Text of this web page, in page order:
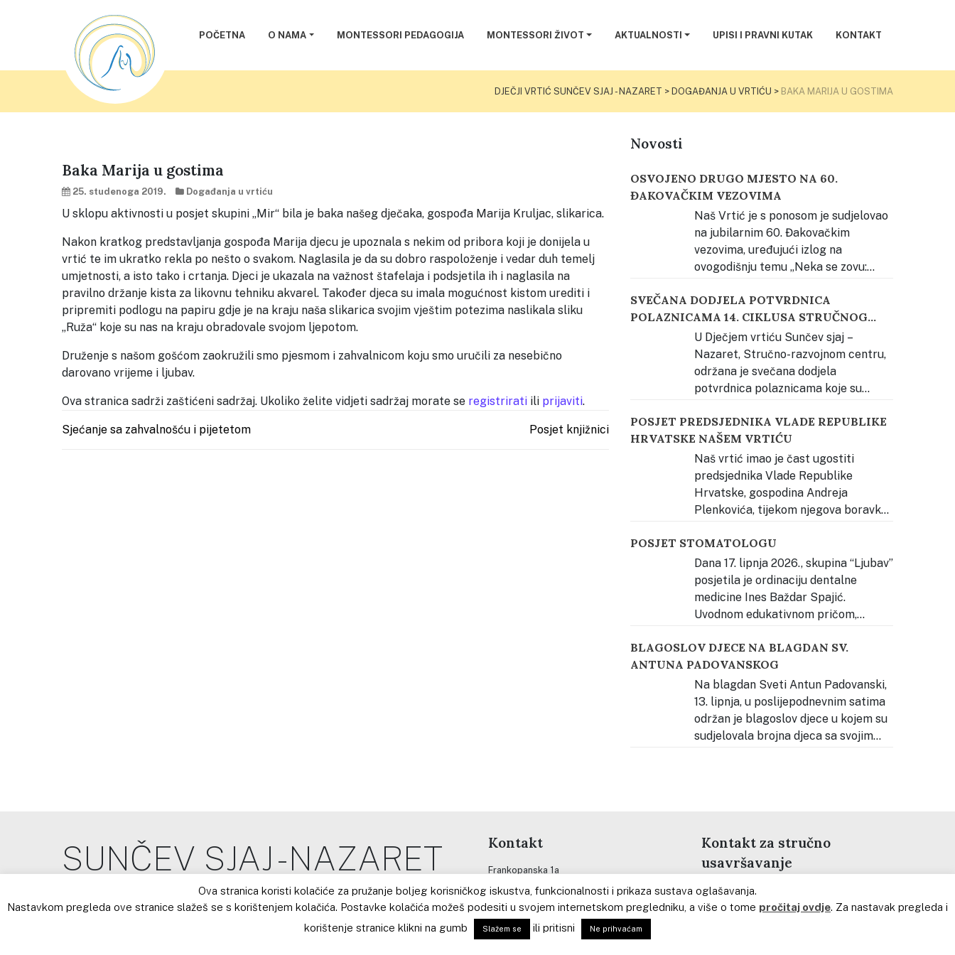
POČETNA O NAMA MONTESSORI PEDAGOGIJA MONTESSORI ŽIVOT AKTUALNOSTI UPISI I PRAVNI KUTAK KONTAKT
DJEČJI VRTIĆ SUNČEV SJAJ - NAZARET > DOGAĐANJA U VRTIĆU > BAKA MARIJA U GOSTIMA
Baka Marija u gostima
25. studenoga 2019. Događanja u vrtiću
U sklopu aktivnosti u posjet skupini „Mir“ bila je baka našeg dječaka, gospođa Marija Kruljac, slikarica.
Nakon kratkog predstavljanja gospođa Marija djecu je upoznala s nekim od pribora koji je donijela u
vrtić te im ukratko rekla po nešto o svakom. Naglasila je da su dobro raspoloženje i vedar duh temelj
umjetnosti, a isto tako i crtanja. Djeci je ukazala na važnost štafelaja i podsjetila ih i naglasila na
pravilno držanje kista za likovnu tehniku akvarel. Također djeca su imala mogućnost kistom urediti i
pripremiti podlogu na papiru gdje je na kraju naša slikarica svojim vještim potezima naslikala sliku
„Ruža“ koje su nas na kraju obradovale svojom ljepotom.
Druženje s našom gošćom zaokružili smo pjesmom i zahvalnicom koju smo uručili za nesebično
darovano vrijeme i ljubav.
Ova stranica sadrži zaštićeni sadržaj. Ukoliko želite vidjeti sadržaj morate se registrirati ili prijaviti.
Post navigation
Sjećanje sa zahvalnošću i pijetetom Posjet knjižnici
Novosti
OSVOJENO DRUGO MJESTO NA 60.
ĐAKOVAČKIM VEZOVIMA
Naš Vrtić je s ponosom je sudjelovao
na jubilarnim 60. Đakovačkim
vezovima, uređujući izlog na
ovogodišnju temu „Neka se zovu:
osvojili smo 2. mjesto u kategoriji odgojno-
obrazovnih ustanova. Priprema za izradu izloga
započela je upoznavanjem djece s bogatstvom
slavonske tradicije kroz neposredno iskustvo.…
SVEČANA DODJELA POTVRDNICA
POLAZNICAMA 14. CIKLUSA STRUČNOG
USAVRŠAVANJA KATEHEZE DOBROGA
U Dječjem vrtiću Sunčev sjaj –
Nazaret, Stručno-razvojnom centru,
održana je svečana dodjela
potvrdnica polaznicama koje su
usavršavanja Vjerski odgoj prema načelima
Montessori pedagogije – Kateheza Dobroga
Pastira. Svečanost je otvorena glazbenim
nastupom djece, nakon čega je okupljene
pozdravila s. Estera Radičević, predstavnica
Osnivača Dječjeg…
POSJET PREDSJEDNIKA VLADE REPUBLIKE
HRVATSKE NAŠEM VRTIĆU
Naš vrtić imao je čast ugostiti
predsjednika Vlade Republike
Hrvatske, gospodina Andreja
Plenkovića, tijekom njegova boravka
vezova. Djeca su ga radosno dočekala pjesmom
te mu uručila prigodan poklon – dječji rad izrađen
povodom Đakovačkih vezova, kao znak
dobrodošlice i ljubavi prema našem gradu,
POSJET STOMATOLOGU
Dana 17. lipnja 2026., skupina “Ljubav”
posjetila je ordinaciju dentalne
medicine Ines Baždar Spajić.
Uvodnom edukativnom pričom,
radnim mjestom, alatom i hranom zdravom za
zube. Djeca su se potom hrabro “provozala” na
stomatološkoj stolici i čistili naslage na modelu
zubala kako bi vidjeli kako…
BLAGOSLOV DJECE NA BLAGDAN SV.
ANTUNA PADOVANSKOG
Na blagdan Sveti Antun Padovanski,
13. lipnja, u poslijepodnevnim satima
održan je blagoslov djece u kojem su
sudjelovala brojna djeca sa svojim
SUNČEV SJAJ - NAZARET
Montessori dječji vrtić
Kontakt
Frankopanska 1a
s. Jelica Đuzel, ravnateljica
e-mail: montessori.nazaret@gmail.com
Kontakt za stručno
usavršavanje
Kateheza Dobroga Pastira
Ova stranica koristi kolačiće za pružanje boljeg korisničkog iskustva, funkcionalnosti i prikaza sustava oglašavanja.
Nastavkom pregleda ove stranice slažeš se s korištenjem kolačića. Postavke kolačića možeš podesiti u svojem internetskom pregledniku, a više o tome pročitaj ovdje. Za nastavak pregleda i
korištenje stranice klikni na gumb
Slažem se ili pritisni Ne prihvaćam